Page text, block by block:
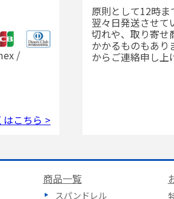
/
はこちら >
原則として12時
翌々日発送させて
切れや、取り寄せ
かかるものもあり
からご連絡申し上
商品一覧
スパンドレル